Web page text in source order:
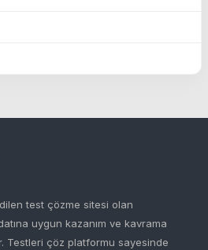
test çözme sitesi olan
uygun kazanım ve kavrama
Testleri çöz platformu sayesinde